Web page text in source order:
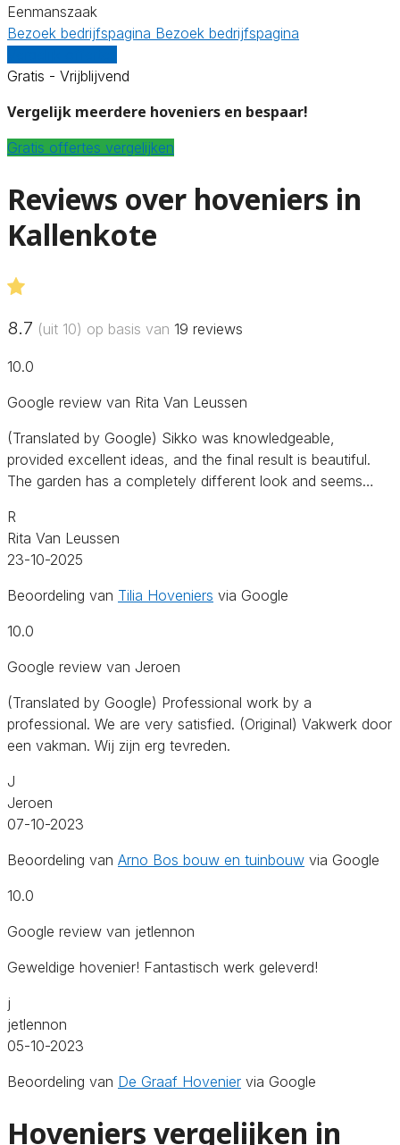
Eenmanszaak
Bezoek bedrijfspagina Bezoek bedrijfspagina
Gratis - Vrijblijvend
Vergelijk meerdere hoveniers en bespaar!
Gratis offertes vergelijken
Reviews over hoveniers in
Kallenkote
8.7 (uit 10) op basis van 19 reviews
10.0
Google review van Rita Van Leussen
(Translated by Google) Sikko was knowledgeable,
provided excellent ideas, and the final result is beautiful.
The garden has a completely different look and seems…
R
Rita Van Leussen
23-10-2025
Beoordeling van Tilia Hoveniers via Google
10.0
Google review van Jeroen
(Translated by Google) Professional work by a
professional. We are very satisfied. (Original) Vakwerk door
een vakman. Wij zijn erg tevreden.
J
Jeroen
07-10-2023
Beoordeling van Arno Bos bouw en tuinbouw via Google
10.0
Google review van jetlennon
Geweldige hovenier! Fantastisch werk geleverd!
j
jetlennon
05-10-2023
Beoordeling van De Graaf Hovenier via Google
Hoveniers vergelijken in